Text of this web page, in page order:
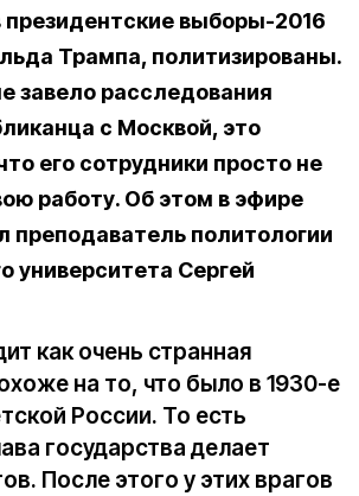
президентские выборы-2016
Трампа, политизированы.
завело расследования
с Москвой, это
его сотрудники просто не
работу. Об этом в эфире
преподаватель политологии
университета Сергей
как очень странная
на то, что было в 1930-е
России. То есть
государства делает
После этого у этих врагов